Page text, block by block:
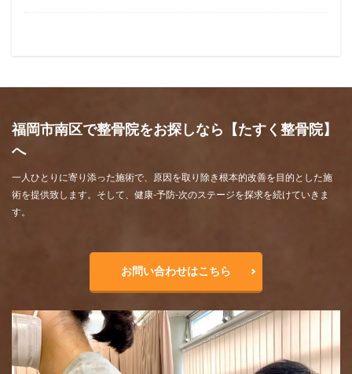
福岡市南区で整骨院をお探しなら【たすく整骨院】
へ
一人ひとりに寄り添った施術で、原因を取り除き根本的改善を目的とした施
術を提供致します。そして、健康-予防-次のステージを探求を続けていきま
す。
お問い合わせはこちら